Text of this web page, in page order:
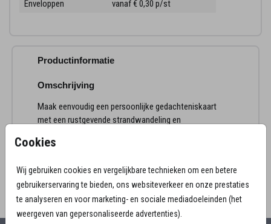
Cookies
Wij gebruiken cookies en vergelijkbare technieken om een betere
gebruikerservaring te bieden, ons websiteverkeer en onze prestaties
te analyseren en voor marketing- en sociale mediadoeleinden (het
weergeven van gepersonaliseerde advertenties).
Enveloppen
vanaf € 0,30 p/st
Productinformatie
Omschrijving
Maak eenvoudig een persoonlijke gedachteniskaart
met een rustgevende strandwandeling en